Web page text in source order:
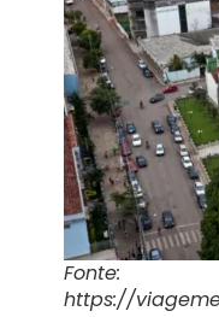
Fonte:
https://